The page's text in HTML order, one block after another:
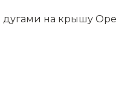
на крышу